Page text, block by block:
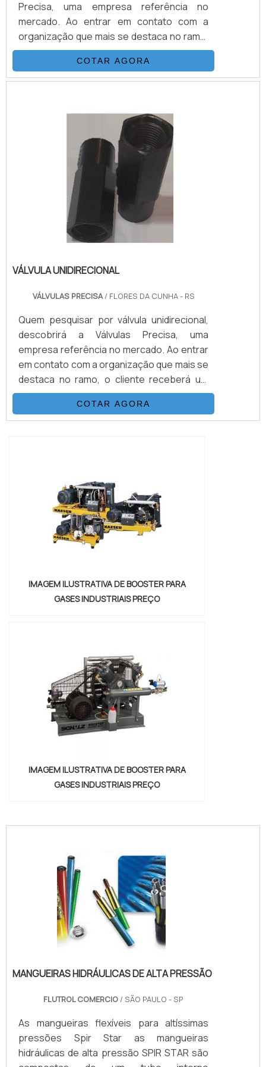
Precisa, uma empresa referência no
mercado. Ao entrar em contato com a
organização que mais se destaca no ramo,
o cliente receberá um suporte completo
para sanar eventuais dúvidas sobre o
produto a ser adquirido.MAIS
CONTROLE DIRECIONALQuem quer
encontrar válvulas de controle direcional
em uma empresa que preza pela
segurança, enc...
COTAR AGORA
VÁLVULA UNIDIRECIONAL
VÁLVULAS PRECISA/ FLORES DA CUNHA - RS
Quem pesquisar por válvula unidirecional,
descobrirá a Válvulas Precisa, uma
empresa referência no mercado. Ao entrar
em contato com a organização que mais se
destaca no ramo, o cliente receberá um
suporte completo para sanar eventuais
dúvidas sobre o produto a ser
adquirido.Quando o interesse é por válvula
diversas opções d...
COTAR AGORA
IMAGEM ILUSTRATIVA DE BOOSTER PARA
GASES INDUSTRIAIS PREÇO
IMAGEM ILUSTRATIVA DE BOOSTER PARA
GASES INDUSTRIAIS PREÇO
MANGUEIRAS HIDRÁULICAS DE ALTA PRESSÃO
FLUTROL COMERCIO / SÃO PAULO - SP
As mangueiras flexíveis para altíssimas
pressões Spir Star as mangueiras
hidráulicas de alta pressão SPIR STAR são